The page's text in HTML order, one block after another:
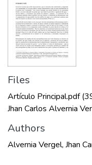
Files
Artículo Principal.pdf
Jhan Carlos Alvernia
Authors
Alvernia Vergel, Jhan